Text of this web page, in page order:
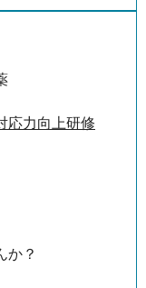
応力向上研修
か？